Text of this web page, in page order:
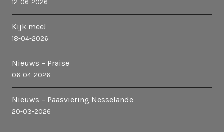
12-06-2026
Kijk mee!
18-04-2026
Nieuws – Praise
06-04-2026
Nieuws – Paasviering Nesselande
20-03-2026